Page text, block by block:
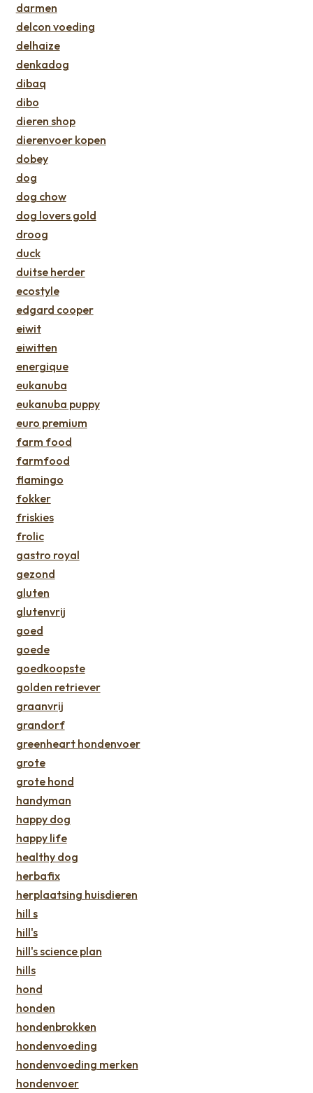
darmen
delcon voeding
delhaize
denkadog
dibaq
dibo
dieren shop
dierenvoer kopen
dobey
dog
dog chow
dog lovers gold
droog
duck
duitse herder
ecostyle
edgard cooper
eiwit
eiwitten
energique
eukanuba
eukanuba puppy
euro premium
farm food
farmfood
flamingo
fokker
friskies
frolic
gastro royal
gezond
gluten
glutenvrij
goed
goede
goedkoopste
golden retriever
graanvrij
grandorf
greenheart hondenvoer
grote
grote hond
handyman
happy dog
happy life
healthy dog
herbafix
herplaatsing huisdieren
hill s
hill's
hill's science plan
hills
hond
honden
hondenbrokken
hondenvoeding
hondenvoeding merken
hondenvoer